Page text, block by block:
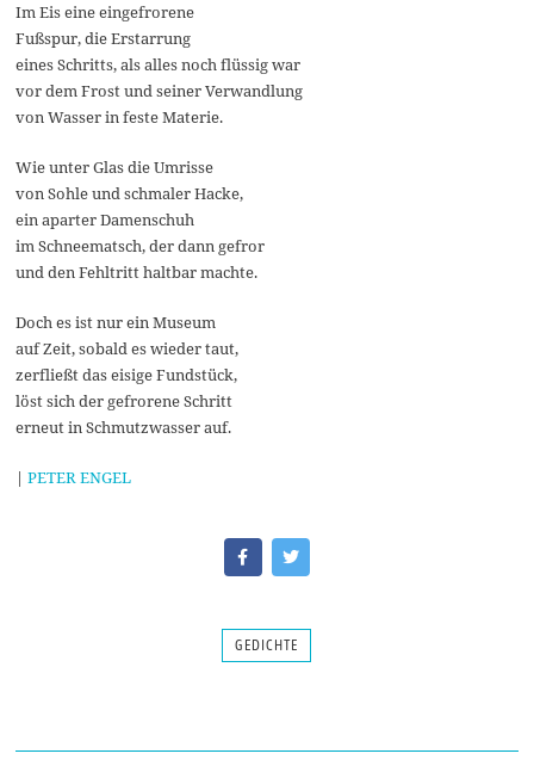
Im Eis eine eingefrorene
Fußspur, die Erstarrung
eines Schritts, als alles noch flüssig war
vor dem Frost und seiner Verwandlung
von Wasser in feste Materie.
Wie unter Glas die Umrisse
von Sohle und schmaler Hacke,
ein aparter Damenschuh
im Schneematsch, der dann gefror
und den Fehltritt haltbar machte.
Doch es ist nur ein Museum
auf Zeit, sobald es wieder taut,
zerfließt das eisige Fundstück,
löst sich der gefrorene Schritt
erneut in Schmutzwasser auf.
|PETER ENGEL
GEDICHTE